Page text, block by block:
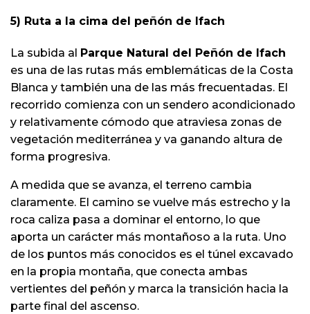
5) Ruta a la cima del peñón de Ifach
La subida al
Parque Natural del Peñón de Ifach
es una de las rutas más emblemáticas de la Costa
Blanca y también una de las más frecuentadas. El
recorrido comienza con un sendero acondicionado
y relativamente cómodo que atraviesa zonas de
vegetación mediterránea y va ganando altura de
forma progresiva.
A medida que se avanza, el terreno cambia
claramente. El camino se vuelve más estrecho y la
roca caliza pasa a dominar el entorno, lo que
aporta un carácter más montañoso a la ruta. Uno
de los puntos más conocidos es el túnel excavado
en la propia montaña, que conecta ambas
vertientes del peñón y marca la transición hacia la
parte final del ascenso.